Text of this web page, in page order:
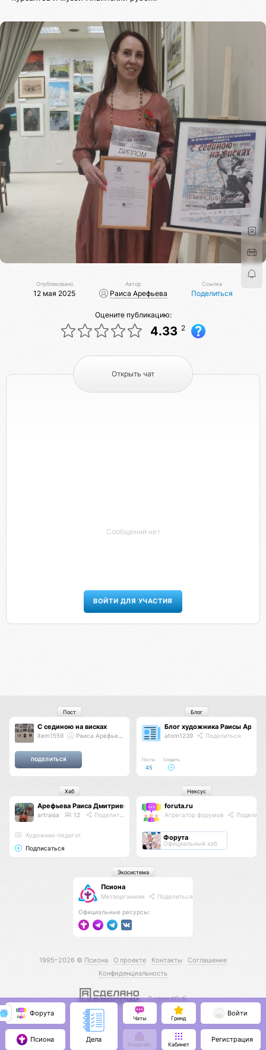
Опубликовано
12 мая 2025
Автор
Раиса Арефьева
Ссылка
Поделиться
Оцените публикацию:
4.33 2
Открыть чат
Сообщений нет
ВОЙТИ ДЛЯ УЧАСТИЯ
С сединою на висках
item1559 Раиса Арефьева
Пост
Блог художника Раисы
atom1239 Поделиться
Посты
45
Создать
Блог
Арефьева Раиса Дмитриевна
artraisa 12 Поделиться
Художник-педагог
Подписаться
Хаб
foruta.ru
Агрегатор форумов
Форута
Официальный хаб
Нексус
Псиона
Метаорганизм Поделиться
Официальные ресурсы:
Экосистема
1995–2026 © Псиона О проекте Контакты
Соглашение
Конфиденциальность
С нами КО 🕉️
Форута
Псиона Дела
Чаты Гринд
Кошелёк Кабинет
Войти
Регистрация